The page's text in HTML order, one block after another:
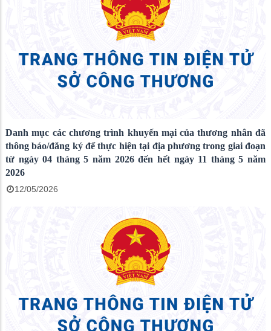
Danh mục các chương trình khuyến mại của thương nhân đã
thông báo/đăng ký để thực hiện tại địa phương trong giai đoạn
từ ngày 04 tháng 5 năm 2026 đến hết ngày 11 tháng 5 năm
2026
12/05/2026